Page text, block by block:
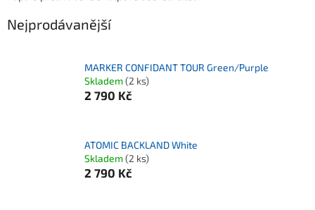
Nejprodávanější
MARKER CONFIDANT TOUR Green/Purple
Skladem(2 ks)
2 790 Kč
ATOMIC BACKLAND White
Skladem(2 ks)
2 790 Kč